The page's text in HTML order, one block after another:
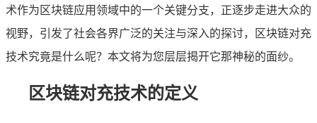
术作为区块链应用领域中的一个关键分支，正逐步走进大众的
视野，引发了社会各界广泛的关注与深入的探讨，区块链对充
技术究竟是什么呢？本文将为您层层揭开它那神秘的面纱。
区块链对充技术的定义